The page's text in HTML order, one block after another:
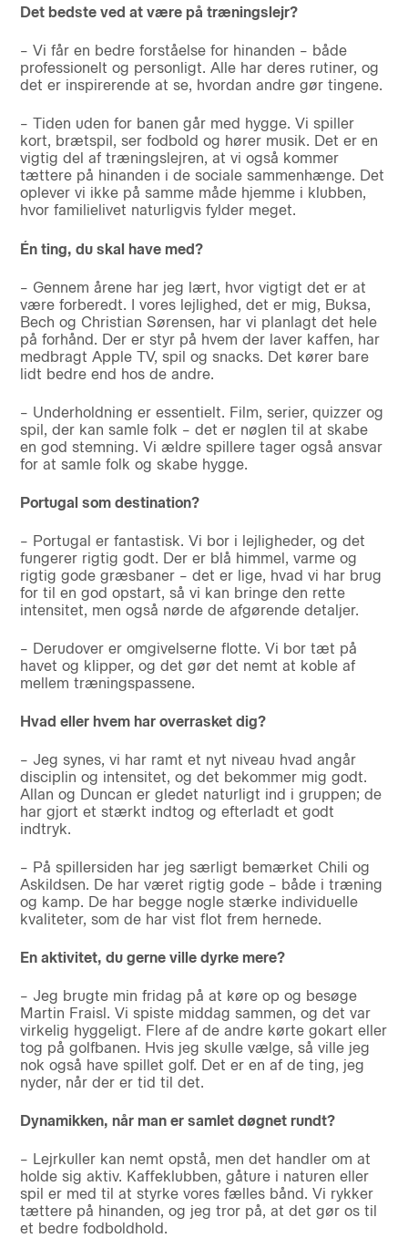
Det bedste ved at være på træningslejr?
– Vi får en bedre forståelse for hinanden – både
professionelt og personligt. Alle har deres rutiner, og
det er inspirerende at se, hvordan andre gør tingene.
– Tiden uden for banen går med hygge. Vi spiller
kort, brætspil, ser fodbold og hører musik. Det er en
vigtig del af træningslejren, at vi også kommer
tættere på hinanden i de sociale sammenhænge. Det
oplever vi ikke på samme måde hjemme i klubben,
hvor familielivet naturligvis fylder meget.
Én ting, du skal have med?
– Gennem årene har jeg lært, hvor vigtigt det er at
være forberedt. I vores lejlighed, det er mig, Buksa,
Bech og Christian Sørensen, har vi planlagt det hele
på forhånd. Der er styr på hvem der laver kaffen, har
medbragt Apple TV, spil og snacks. Det kører bare
lidt bedre end hos de andre.
– Underholdning er essentielt. Film, serier, quizzer og
spil, der kan samle folk – det er nøglen til at skabe
en god stemning. Vi ældre spillere tager også ansvar
for at samle folk og skabe hygge.
Portugal som destination?
– Portugal er fantastisk. Vi bor i lejligheder, og det
fungerer rigtig godt. Der er blå himmel, varme og
rigtig gode græsbaner – det er lige, hvad vi har brug
for til en god opstart, så vi kan bringe den rette
intensitet, men også nørde de afgørende detaljer.
– Derudover er omgivelserne flotte. Vi bor tæt på
havet og klipper, og det gør det nemt at koble af
mellem træningspassene.
Hvad eller hvem har overrasket dig?
– Jeg synes, vi har ramt et nyt niveau hvad angår
disciplin og intensitet, og det bekommer mig godt.
Allan og Duncan er gledet naturligt ind i gruppen; de
har gjort et stærkt indtog og efterladt et godt
indtryk.
– På spillersiden har jeg særligt bemærket Chili og
Askildsen. De har været rigtig gode – både i træning
og kamp. De har begge nogle stærke individuelle
kvaliteter, som de har vist flot frem hernede.
En aktivitet, du gerne ville dyrke mere?
– Jeg brugte min fridag på at køre op og besøge
Martin Fraisl. Vi spiste middag sammen, og det var
virkelig hyggeligt. Flere af de andre kørte gokart eller
tog på golfbanen. Hvis jeg skulle vælge, så ville jeg
nok også have spillet golf. Det er en af de ting, jeg
nyder, når der er tid til det.
Dynamikken, når man er samlet døgnet rundt?
– Lejrkuller kan nemt opstå, men det handler om at
holde sig aktiv. Kaffeklubben, gåture i naturen eller
spil er med til at styrke vores fælles bånd. Vi rykker
tættere på hinanden, og jeg tror på, at det gør os til
et bedre fodboldhold.